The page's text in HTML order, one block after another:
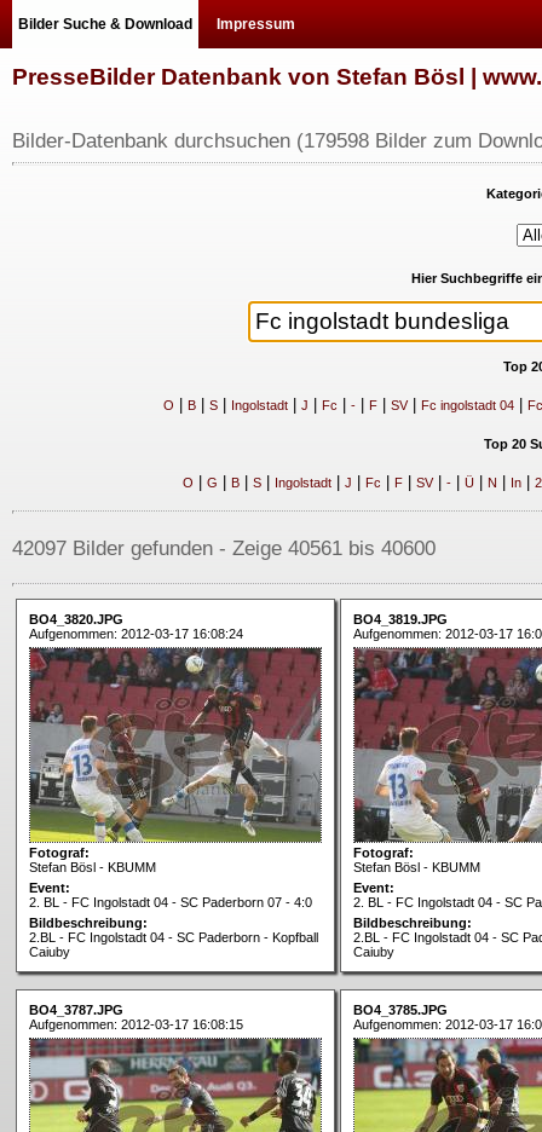
Bilder Suche & Download Impressum
PresseBilder Datenbank von Stefan Bösl |
Bilder-Datenbank durchsuchen (179598 Bilder zum
Hier Suchbegriffe
Top
O B| S| Ingolstadt| J Fc -| F| SV| Fc ingolstadt 04|
Top 20
O G B| S| Ingolstadt| J Fc F| SV| -| Ü| N In| 2
42097 Bilder gefunden - Zeige 40561 bis 40600
BO4_3820.JPG
Aufgenommen: 2012-03-17 16:08:24
Fotograf:
Stefan Bösl - KBUMM
Event:
2. BL - FC Ingolstadt 04 - SC Paderborn 07 - 4:0
Bildbeschreibung:
2.BL - FC Ingolstadt 04 - SC Paderborn - Kopfball
Caiuby
BO4_3819.JPG
Aufgenommen: 2012-03-17
Fotograf:
Stefan Bösl - KBUMM
Event:
2. BL - FC Ingolstadt 04 - SC
Bildbeschreibung:
2.BL - FC Ingolstadt 04 - SC
Caiuby
BO4_3787.JPG
Aufgenommen: 2012-03-17 16:08:15
BO4_3785.JPG
Aufgenommen: 2012-03-17